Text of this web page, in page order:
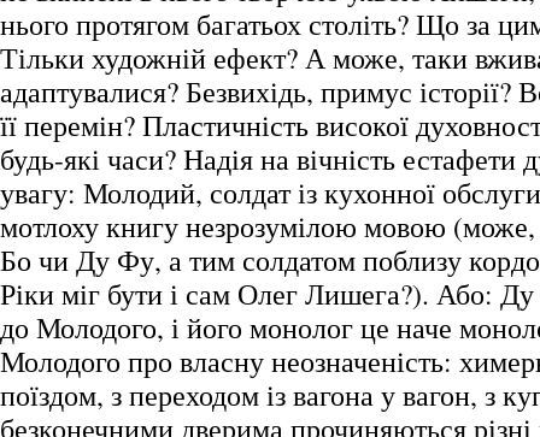
нього протягом багатьох століть? Що за
Тільки художній ефект? А може, таки
адаптувалися? Безвихідь, примус історії?
її перемін? Пластичність високої
будь-які часи? Надія на вічність естафети
увагу: Молодий, солдат із кухонної
мотлоху книгу незрозумілою мовою (може,
Бо чи Ду Фу, а тим солдатом поблизу
Ріки міг бути і сам Олег Лишега?). Або: Ду
до Молодого, і його монолог це наче
Молодого про власну неозначеність:
поїздом, з переходом із вагона у вагон, з
безконечними дверима прочиняються різні